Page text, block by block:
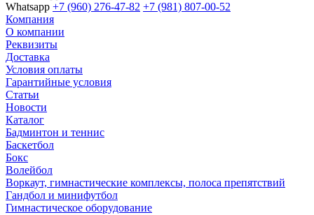
Whatsapp +7 (960) 276-47-82 +7 (981) 807-00-52
Компания
О компании
Реквизиты
Доставка
Условия оплаты
Гарантийные условия
Статьи
Новости
Каталог
Бадминтон и теннис
Баскетбол
Бокс
Волейбол
Воркаут, гимнастические комплексы, полоса препятствий
Гандбол и минифутбол
Гимнастическое оборудование